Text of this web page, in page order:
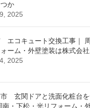
か
2025
エコキュート交換工事｜
ォーム・外壁塗装は株式会
2025
市 玄関ドアと洗面化粧台
南・下松・光リフォーム・